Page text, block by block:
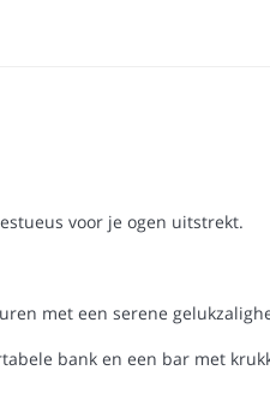
voor je ogen uitstrekt.
met een serene
bank en een bar met